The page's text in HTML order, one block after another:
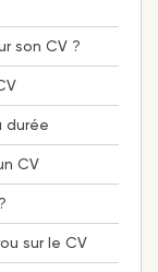
son CV ?
durée
CV
sur le CV
des nuances,
un bon